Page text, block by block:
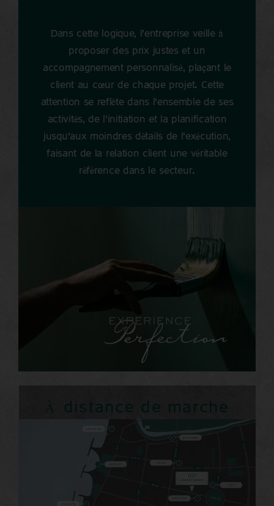
Dans cette logique, l’entreprise veille à
proposer des prix justes et un
accompagnement personnalisé, plaçant le
client au cœur de chaque projet. Cette
attention se reflète dans l'ensemble de ses
activités, de l’initiation et la planification
jusqu’aux moindres détails de l’exécution,
faisant de la relation client une véritable
référence dans le secteur.
À distance de marche